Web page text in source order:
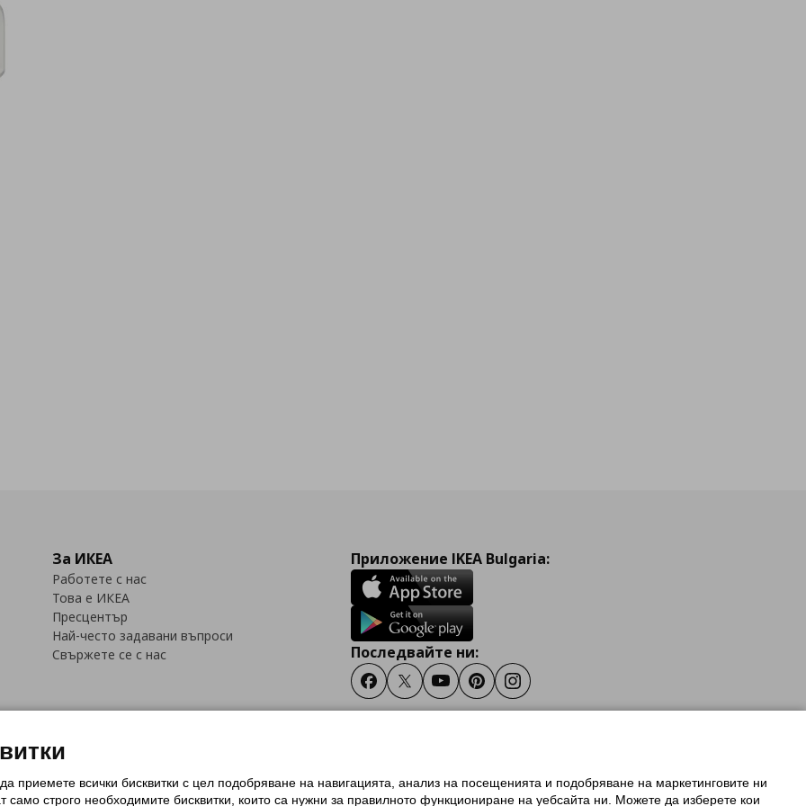
За ИКЕА
Работете с нас
Това е ИКЕА
Пресцентър
Най-често задавани въпроси
Свържете се с нас
Приложение IKEA Bulgaria:
Последвайте ни:
FacebookTwitterYoutubePinterestInstagram
(Cookies)Избор на настройки за използване на бисквиткиУсловия за ползване на ikea.bg
приемете всички бисквитки с цел подобряване на навигацията, анализ на посещенията и подобряване на маркетинговите ни
строго необходимитe бисквитки, които са нужни за правилното функциониране на уебсайта ни. Можете да изберете кои